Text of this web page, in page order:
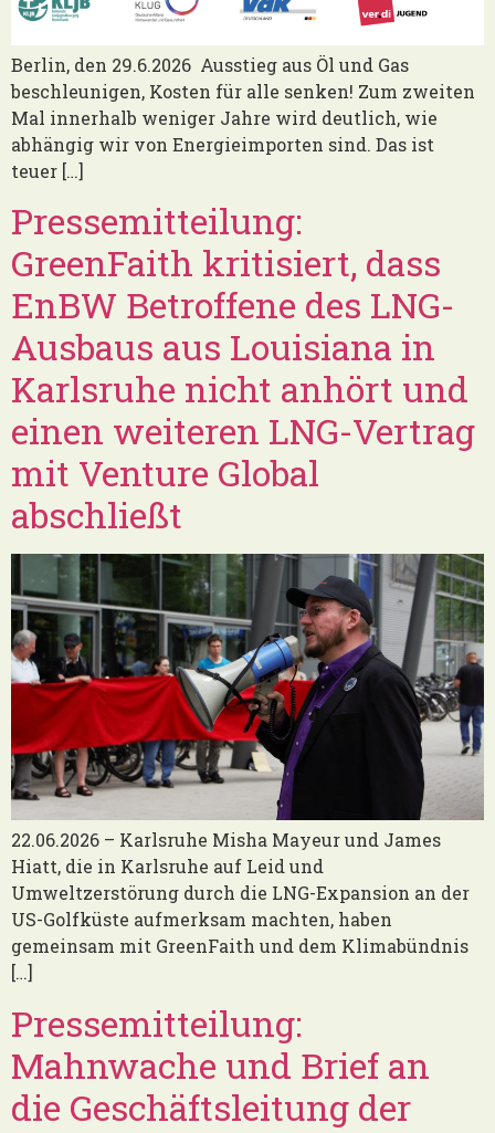
Berlin, den 29.6.2026 Ausstieg aus Öl und Gas
beschleunigen, Kosten für alle senken! Zum zweiten
Mal innerhalb weniger Jahre wird deutlich, wie
abhängig wir von Energieimporten sind. Das ist
teuer […]
Pressemitteilung:
GreenFaith kritisiert, dass
EnBW Betroffene des LNG-
Ausbaus aus Louisiana in
Karlsruhe nicht anhört und
einen weiteren LNG-Vertrag
mit Venture Global
abschließt
22.06.2026 – Karlsruhe Misha Mayeur und James
Hiatt, die in Karlsruhe auf Leid und
Umweltzerstörung durch die LNG-Expansion an der
US-Golfküste aufmerksam machten, haben
gemeinsam mit GreenFaith und dem Klimabündnis
[…]
Pressemitteilung:
Mahnwache und Brief an
die Geschäftsleitung der